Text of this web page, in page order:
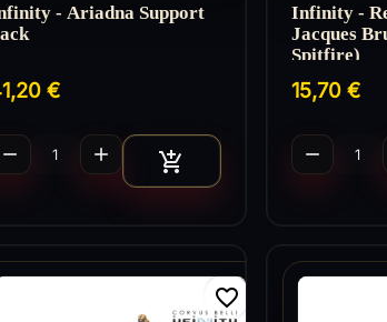
- Ariadna Support
€
  Ajouter au panier
Infinity -
Jacques
Spitfire)
15,70 €

favorite_border